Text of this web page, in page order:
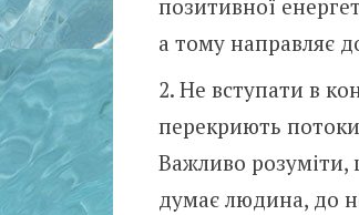
позитивної
а тому направляє
Не вступати в
перекриють
Важливо розуміти,
думає людина, до